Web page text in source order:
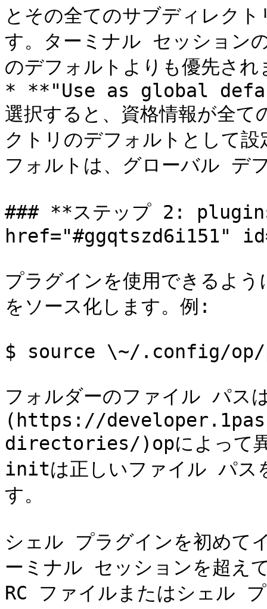
とその全てのサブディレク
す。ターミナル セッション
のデフォルトよりも優先され
* **"Use as global
選択すると、資格情報が全
クトリのデフォルトとして
フォルトは、グローバル デ
### **ステップ 2:
href="#ggqtszd6i151"
プラグインを使用できるよ
をソース化します。例:
$ source \~/.config/
フォルダーのファイル パス
(https://
directories/)opによって
initは正しいファイル パス
す。
シェル プラグインを初めて
ーミナル セッションを超え
RC ファイルまたはシェル